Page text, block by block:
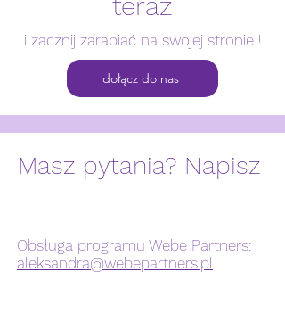
i zacznij zarabiać na swojej stronie !
dołącz do nas
Masz pytania? Napisz
Obsługa programu Webe Partners:
aleksandra@webepartners.pl